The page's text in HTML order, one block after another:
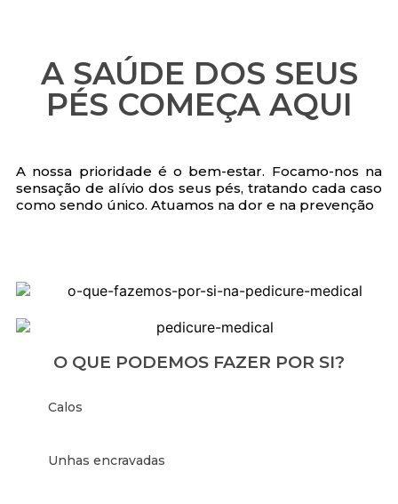
A SAÚDE DOS SEUS
PÉS COMEÇA AQUI
A nossa prioridade é o bem-estar. Focamo-nos na
sensação de alívio dos seus pés, tratando cada caso
como sendo único. Atuamos na dor e na prevenção
O QUE PODEMOS FAZER POR SI?
Calos
Unhas encravadas